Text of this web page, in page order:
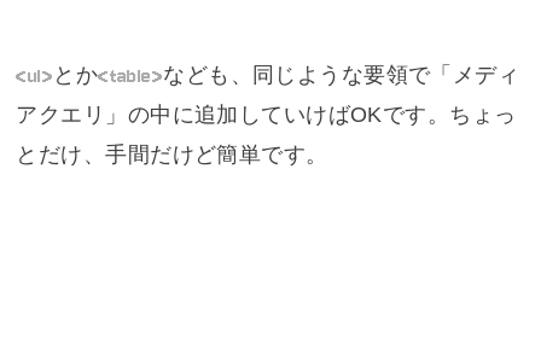
<ul> とか<table>なども、同じような要領で「メディ
アクエリ」の中に追加していけばOKです。ちょっ
とだけ、手間だけど簡単です。